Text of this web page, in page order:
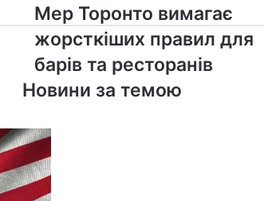
Мер
Торонто
вимагає
жорсткіших
правил
для
ресторанів
Мер Торонто вимагає
жорсткіших правил для
барів та ресторанів
Новини за темою